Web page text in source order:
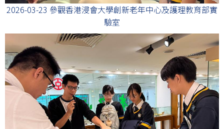
2026-03-23 參觀香港浸會大學創新老年中心及護理教育部實
驗室